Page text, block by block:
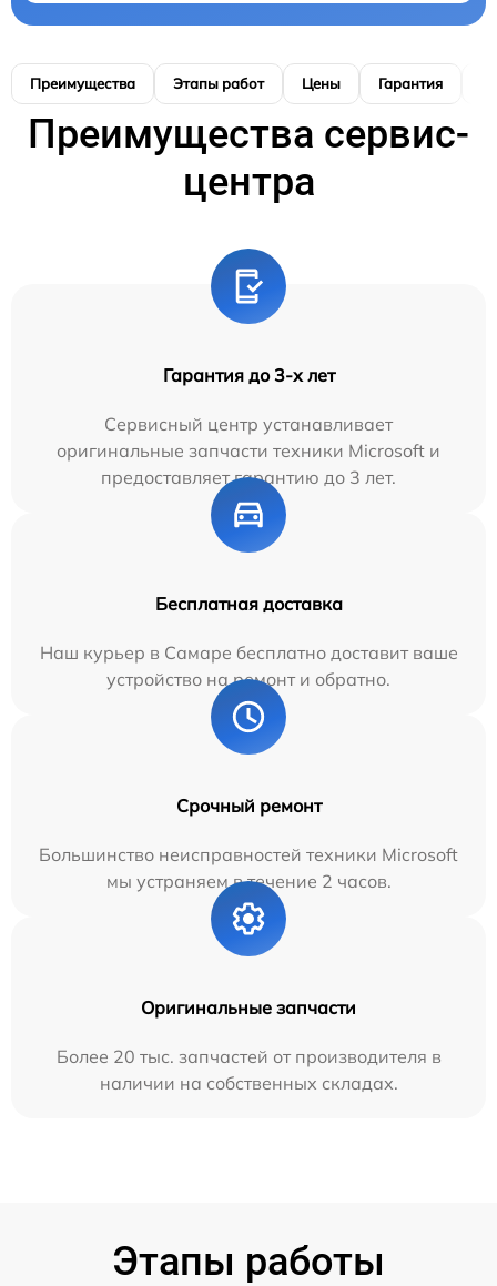
Преимущества Этапы работ Цены Гарантия
Преимущества сервис-
центра
Гарантия до 3-х лет
Сервисный центр устанавливает
оригинальные запчасти техники Microsoft и
предоставляет гарантию до 3 лет.
Бесплатная доставка
Наш курьер в Самаре бесплатно доставит ваше
устройство на ремонт и обратно.
Срочный ремонт
Большинство неисправностей техники Microsoft
мы устраняем в течение 2 часов.
Оригинальные запчасти
Более 20 тыс. запчастей от производителя в
наличии на собственных складах.
Этапы работы